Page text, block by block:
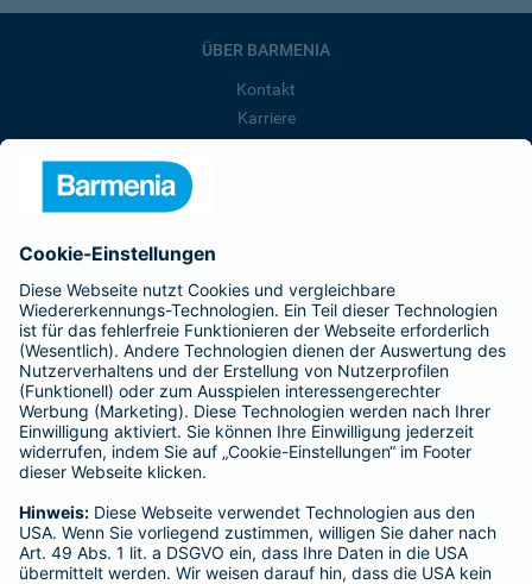
ÜBER BARMENIA
Kontakt
Karriere
Barmenia ist Teil der BarmeniaGothaer
BELIEBTE SEITEN
Kranken-Zusatzversicherung
Tierversicherungen
Haftpflichtversicherung
Hausratversicherung
Adresse ändern
Schaden melden